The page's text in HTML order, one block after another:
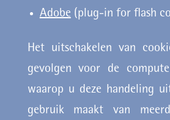
Adobe(plug-in for flash
Het uitschakelen van
gevolgen voor de
waarop u deze handeling
gebruik maakt van